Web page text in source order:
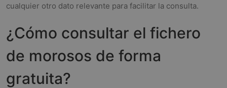
cualquier otro dato relevante para facilitar la consulta.
¿Cómo consultar el fichero
de morosos de forma
gratuita?